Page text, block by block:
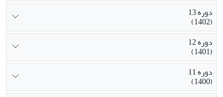
دوره 13
(1402)
دوره 12
(1401)
دوره 11
(1400)